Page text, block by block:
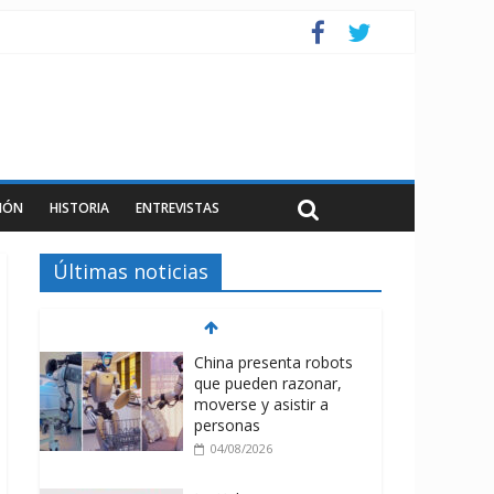
HISTORIA ENTREVISTAS
Últimas noticias
China presenta robots
que pueden razonar,
moverse y asistir a
personas
04/08/2026